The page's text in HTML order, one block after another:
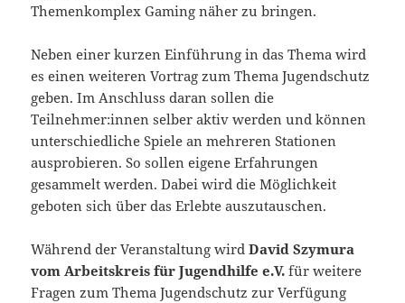
Themenkomplex Gaming näher zu bringen.
Neben einer kurzen Einführung in das Thema wird
es einen weiteren Vortrag zum Thema Jugendschutz
geben. Im Anschluss daran sollen die
Teilnehmer:innen selber aktiv werden und können
unterschiedliche Spiele an mehreren Stationen
ausprobieren. So sollen eigene Erfahrungen
gesammelt werden. Dabei wird die Möglichkeit
geboten sich über das Erlebte auszutauschen.
Während der Veranstaltung wirdDavid Szymura
vom Arbeitskreis für Jugendhilfe e.V. für weitere
Fragen zum Thema Jugendschutz zur Verfügung